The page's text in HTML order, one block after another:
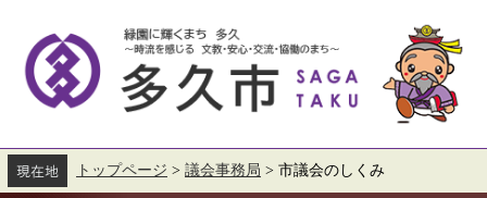
す。
し
本
トップページ > 議会事務局 > 市議会のしくみ